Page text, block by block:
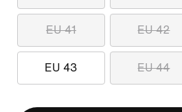
EU 41 EU 42
EU 43 EU 44